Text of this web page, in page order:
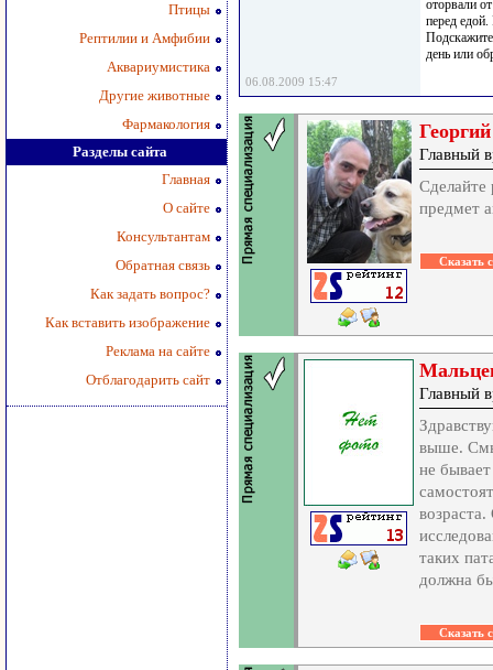
Птицы
Рептилии и Амфибии
Аквариумистика
Другие животные
Фармакология
Разделы сайта
Главная
О сайте
Консультантам
Обратная связь
Как задать вопрос?
Как вставить изображение
Реклама на сайте
Отблагодарить сайт
оторвали
перед
день или
06.08.2009 15:47
Главный
Сделайте
предмет
Главный
выше.
не
возраста.
таких
должна